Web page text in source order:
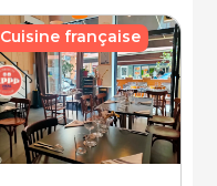
Cuisine française